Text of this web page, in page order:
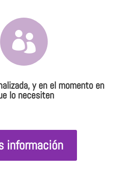

y en el momento en
lo necesiten
información